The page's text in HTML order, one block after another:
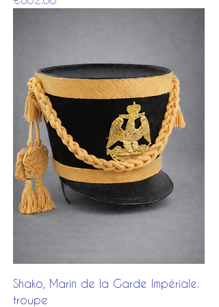
Shako, Marin de la Garde Impériale.
troupe